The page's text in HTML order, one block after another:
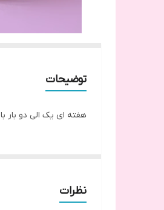
توضیحات
هفته ای یک الی دو بار
نظرات